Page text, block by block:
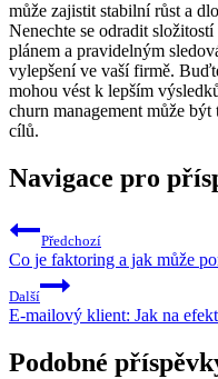
může zajistit stabilní růst a
Nenechte se odradit
plánem a pravidelným
vylepšení ve vaší firmě.
mohou vést k lepším
churn management může
cílů.
Navigace pro
Předchozí
Co je faktoring a jak může
Další
E-mailový klient: Jak na
Podobné